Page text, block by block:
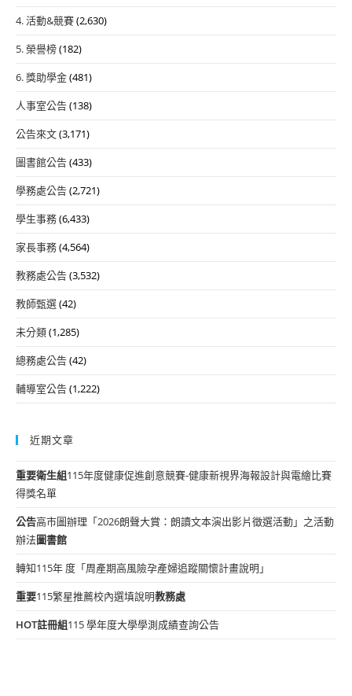
4. 活動&競賽(2,630)
5. 榮譽榜(182)
6. 獎助學金(481)
人事室公告(138)
公告來文(3,171)
圖書館公告(433)
學務處公告(2,721)
學生事務(6,433)
家長事務(4,564)
教務處公告(3,532)
教師甄選(42)
未分類(1,285)
總務處公告(42)
輔導室公告(1,222)
近期文章
重要衛生組115年度健康促進創意競賽-健康新視界海報設計與電繪比賽
得獎名單
公告高市圖辦理「2026朗聲大賞：朗讀文本演出影片徵選活動」之活動
辦法圖書館
轉知115年 度「周產期高風險孕產婦追蹤關懷計畫說明」
重要115繁星推薦校內選填說明教務處
HOT註冊組115 學年度大學學測成績查詢公告